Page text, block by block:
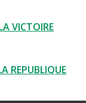
VICTOIRE
REPUBLIQUE